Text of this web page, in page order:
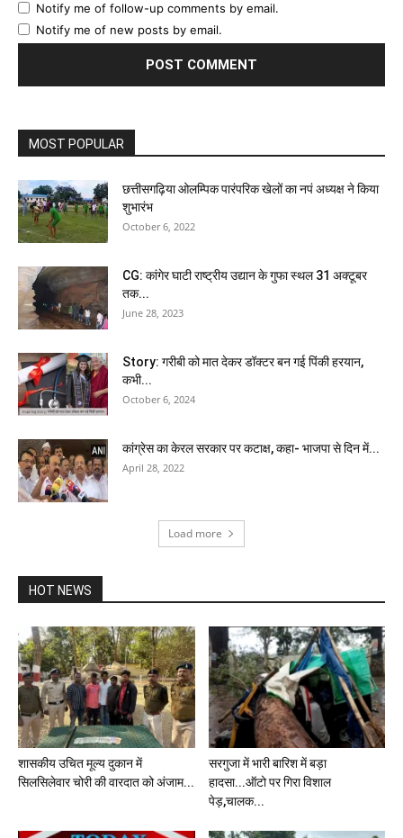
Notify me of follow-up comments by email.
Notify me of new posts by email.
MOST POPULAR
छत्तीसगढ़िया ओलम्पिक पारंपरिक खेलों का नपं अध्यक्ष ने किया
शुभारंभ
October 6, 2022
CG: कांगेर घाटी राष्ट्रीय उद्यान के गुफा स्थल 31 अक्टूबर
तक...
June 28, 2023
Story: गरीबी को मात देकर डॉक्टर बन गई पिंकी हरयान,
कभी...
October 6, 2024
कांग्रेस का केरल सरकार पर कटाक्ष, कहा- भाजपा से दिन में...
April 28, 2022
Load more
HOT NEWS
शासकीय उचित मूल्य दुकान में
सिलसिलेवार चोरी की वारदात को अंजाम...
सरगुजा में भारी बारिश में बड़ा
हादसा...ऑटो पर गिरा विशाल
पेड़,चालक...